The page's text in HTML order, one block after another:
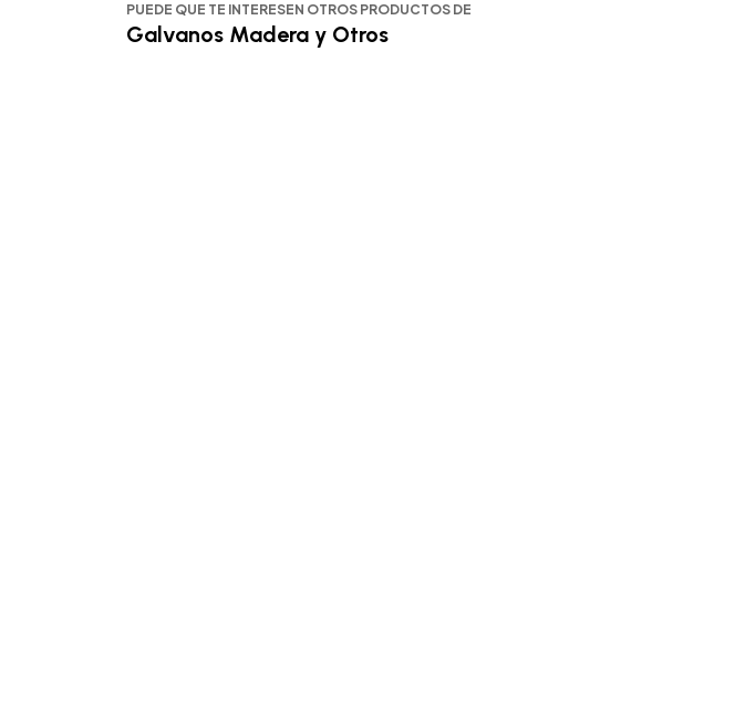
PUEDE QUE TE INTERESEN OTROS PRODUCTOS DE
Galvanos Madera y Otros